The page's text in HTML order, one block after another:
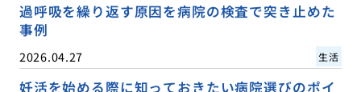
過呼吸を繰り返す原因を病院の検査で突き止めた
事例
2026.04.27 生活
妊活を始める際に知っておきたい病院選びのポイ